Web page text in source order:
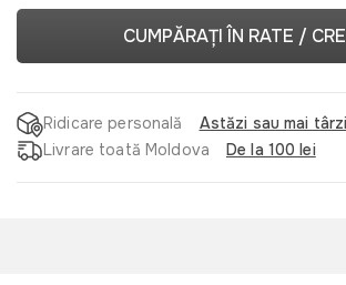
CUMPĂRAȚI ÎN RATE /
Ridicare personală
Astăzi sau mai
Livrare toată Moldova
De la 100 lei